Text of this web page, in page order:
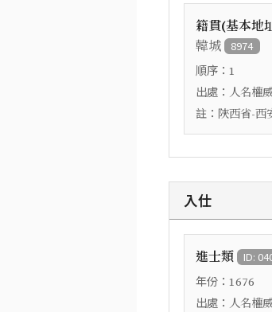
籍貫(基本地
韓城 8974
順序： 1
出處： 人名權
註： 陜西省-西
入仕
進士類 ID:
年份： 1676
出處： 人名權